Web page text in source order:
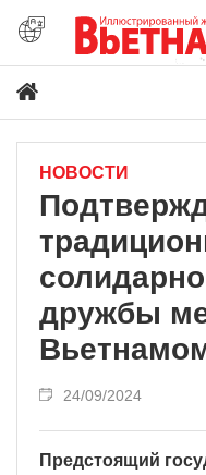
НОВОСТИ
дружбы
24/09/2024
Предстоящий